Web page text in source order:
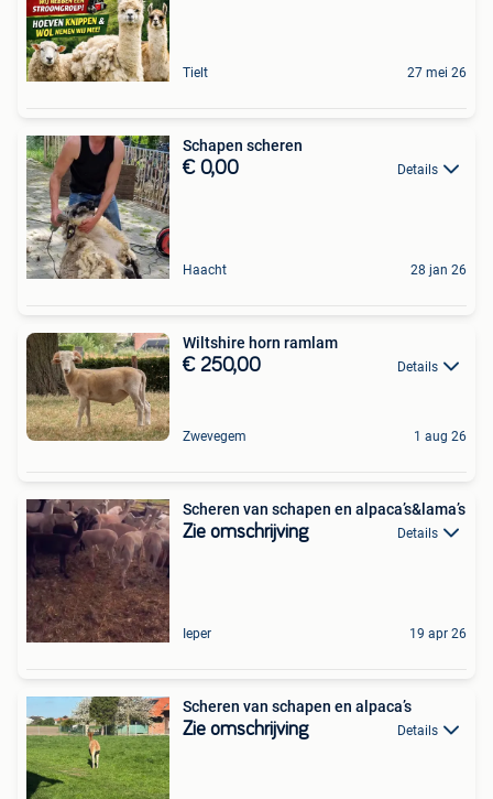
Tielt 27 mei 26
Schapen scheren
€ 0,00 Details
Haacht 28 jan 26
Wiltshire horn ramlam
€ 250,00 Details
Zwevegem 1 aug 26
Scheren van schapen en alpaca’s&lama’s
Zie omschrijving Details
Ieper 19 apr 26
Scheren van schapen en alpaca’s
Zie omschrijving Details